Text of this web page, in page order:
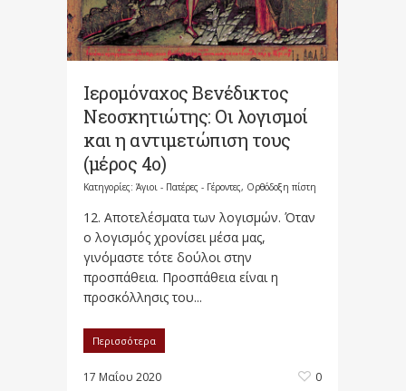
Ιερομόναχος Βενέδικτος
Νεοσκητιώτης: Οι λογισμοί
και η αντιμετώπιση τους
(μέρος 4ο)
Κατηγορίες: Άγιοι - Πατέρες - Γέροντες, Ορθόδοξη πίστη
12. Αποτελέσματα των λογισμών. Όταν
ο λογισμός χρονίσει μέσα μας,
γινόμαστε τότε δούλοι στην
προσπάθεια. Προσπάθεια είναι η
προσκόλλησις του...
Περισσότερα
17 Μαΐου 2020 0